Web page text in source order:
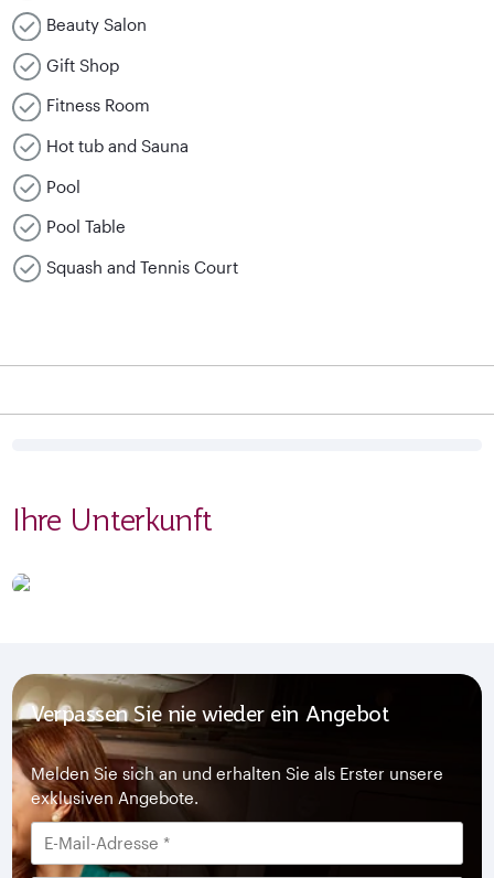
Beauty Salon
Gift Shop
Fitness Room
Hot tub and Sauna
Pool
Pool Table
Squash and Tennis Court
Ihre Unterkunft
Verpassen Sie nie wieder ein Angebot
Melden Sie sich an und erhalten Sie als Erster unsere
exklusiven Angebote.